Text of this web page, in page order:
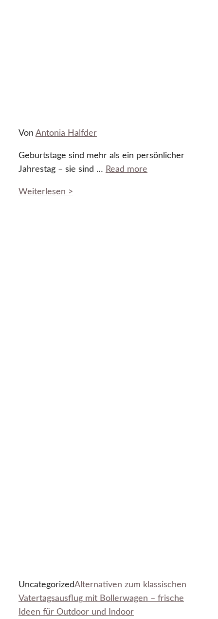
Von Antonia Halfder
Geburtstage sind mehr als ein persönlicher
Jahrestag – sie sind … Read more
Weiterlesen >
UncategorizedAlternativen zum klassischen
Vatertagsausflug mit Bollerwagen – frische
Ideen für Outdoor und Indoor